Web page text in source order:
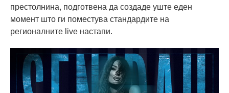
престолнина, подготвена да создаде уште еден
момент што ги поместува стандардите на
регионалните live настапи.